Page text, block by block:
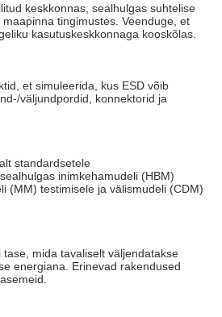
keskkonnas, sealhulgas suhtelise
tingimustes. Veenduge, et
kasutuskeskkonnaga kooskõlas.
et simuleerida, kus ESD võib
väljundpordid, konnektorid ja
standardsetele
inimkehamudeli (HBM)
(MM) testimisele ja välismudeli (CDM)
mida tavaliselt väljendatakse
energiana. Erinevad rakendused